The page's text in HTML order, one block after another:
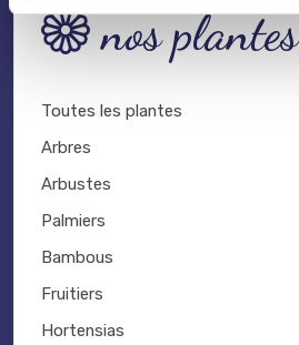
nos plantes
Toutes les plantes
Arbres
Arbustes
Palmiers
Bambous
Fruitiers
Hortensias